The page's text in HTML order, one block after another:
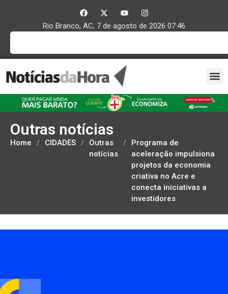
Rio Branco, AC, 7 de agosto de 2026 07:46
Outras notícias
Home / CIDADES /
Outras
notícias
/
Programa de
aceleração impulsiona
projetos da economia
criativa no Acre e
conecta iniciativas a
investidores